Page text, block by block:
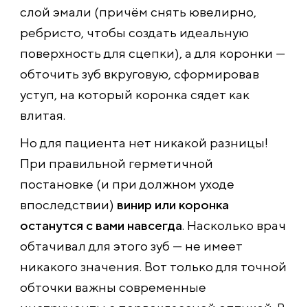
слой эмали (причём снять ювелирно,
ребристо, чтобы создать идеальную
поверхность для сцепки), а для коронки —
обточить зуб вкруговую, сформировав
уступ, на который коронка сядет как
влитая.
Но для пациента нет никакой разницы!
При правильной герметичной
постановке (и при должном уходе
впоследствии) винир или коронка
останутся с вами навсегда. Насколько врач
обтачивал для этого зуб — не имеет
никакого значения. Вот только для точной
обточки важны современные